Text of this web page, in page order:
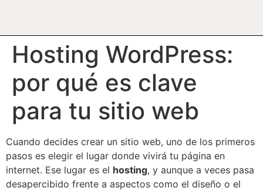
Hosting WordPress:
por qué es clave
para tu sitio web
Cuando decides crear un sitio web, uno de los primeros
pasos es elegir el lugar donde vivirá tu página en
internet. Ese lugar es el hosting, y aunque a veces pasa
desapercibido frente a aspectos como el diseño o el